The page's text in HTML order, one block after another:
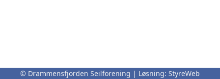
© Drammensfjorden Seilforening | Løsning: StyreWeb